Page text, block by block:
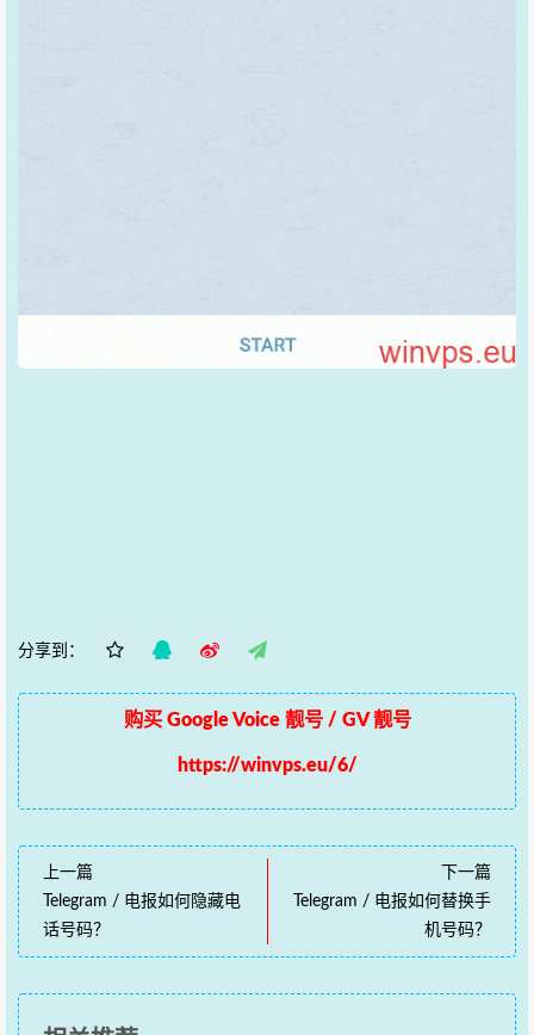
分享到：
购买 Google Voice 靓号 / GV 靓号
https://winvps.eu/6/
上一篇
Telegram / 电报如何隐藏电
话号码？
下一篇
Telegram / 电报如何替换手
机号码？